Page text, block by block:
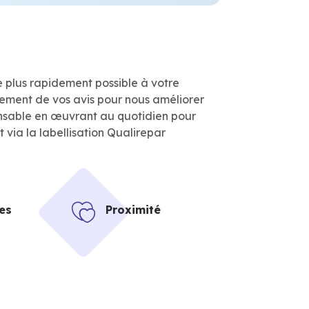
rapidement possible à votre
de vos avis pour nous améliorer
en œuvrant au quotidien pour
via la labellisation Qualirepar
Proximité